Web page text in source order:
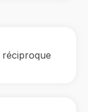
réciproque